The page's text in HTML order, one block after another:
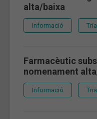
alta/baixa
Informació
Farmacèutic
nomenament
Informació